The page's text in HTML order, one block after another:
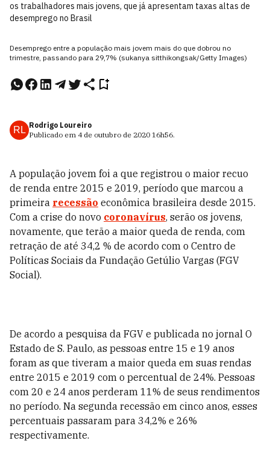
os trabalhadores mais jovens, que já apresentam taxas altas de
desemprego no Brasil
Desemprego entre a população mais jovem mais do que dobrou no
trimestre, passando para 29,7% (sukanya sitthikongsak/Getty Images)
RL Rodrigo Loureiro
Publicado em 4 de outubro de 2020 16h56.
A população jovem foi a que registrou o maior recuo
de renda entre 2015 e 2019, período que marcou a
primeira recessão econômica brasileira desde 2015.
Com a crise do novo coronavírus, serão os jovens,
novamente, que terão a maior queda de renda, com
retração de até 34,2 % de acordo com o Centro de
Políticas Sociais da Fundação Getúlio Vargas (FGV
Social).
De acordo a pesquisa da FGV e publicada no jornal O
Estado de S. Paulo, as pessoas entre 15 e 19 anos
foram as que tiveram a maior queda em suas rendas
entre 2015 e 2019 com o percentual de 24%. Pessoas
com 20 e 24 anos perderam 11% de seus rendimentos
no período. Na segunda recessão em cinco anos, esses
percentuais passaram para 34,2% e 26%
respectivamente.